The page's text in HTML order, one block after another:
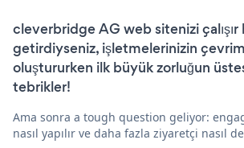
cleverbridge AG web sitenizi çalışır
getirdiyseniz, işletmelerinizin
oluştururken ilk büyük zorluğun
tebrikler!
Ama sonra a tough question geliyor:
nasıl yapılır ve daha fazla ziyaretçi nasıl